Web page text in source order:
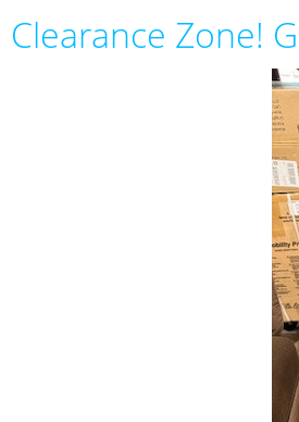
Clearance Zone!